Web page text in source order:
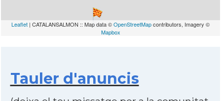
Leaflet | CATALANSALMON :: Map data ©OpenStreetMapcontributors, Imagery ©
Mapbox
Tauler d'anuncis